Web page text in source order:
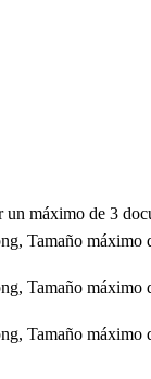
máximo de 3
Tamaño
Tamaño
Tamaño